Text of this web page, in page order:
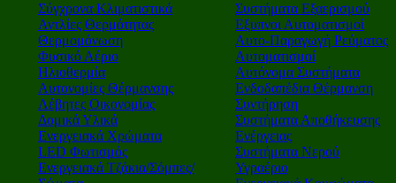
Σύγχρονα Κλιματιστικά
Αντλίες Θερμότητας
Θερμομόνωση
Φυσικό Αέριο
Ηλιοθερμία
Αυτονομίες Θέρμανσης
Λέβητες Οικονομίας
Δομικά Υλικά
Ενεργειακά Χρώματα
LED Φωτισμός
Ενεργειακά Τζάκια/Σόμπες/
Συστήματα Εξαερισμού
Εξυπνοι Αυτοματισμοί
Αυτο-Παραγωγή Ρεύματος
Αυτοματισμοί
Αυτόνομα Συστήματα
Ενδοδαπέδια Θέρμανση
Συντήρηση
Συστήματα Αποθήκευσης
Ενέργειας
Συστήματα Νερού
Υγραέριο